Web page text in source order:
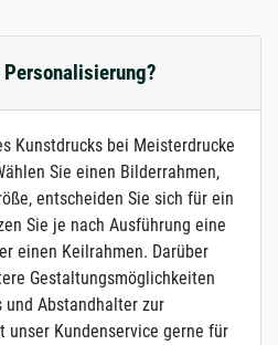
Kunstdrucks bei Meisterdrucke
Sie einen Bilderrahmen,
entscheiden Sie sich für ein
Sie je nach Ausführung eine
einen Keilrahmen. Darüber
Gestaltungsmöglichkeiten
Abstandhalter zur
unser Kundenservice gerne für